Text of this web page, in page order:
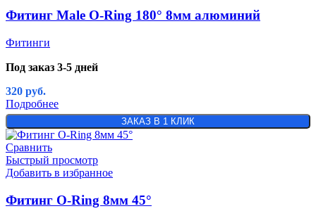
Фитинг Male O-Ring 180° 8мм алюминий
Фитинги
Под заказ 3-5 дней
320 руб.
Подробнее
ЗАКАЗ В 1 КЛИК
Сравнить
Быстрый просмотр
Добавить в избранное
Фитинг O-Ring 8мм 45°